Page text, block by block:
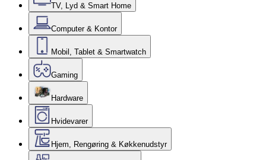
TV, Lyd & Smart Home
Computer & Kontor
Mobil, Tablet & Smartwatch
Gaming
Hardware
Hvidevarer
Hjem, Rengøring & Køkkenudstyr